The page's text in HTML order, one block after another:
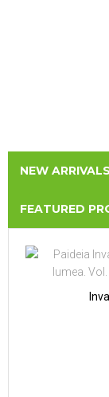
NEW ARRIVALS
FEATURED